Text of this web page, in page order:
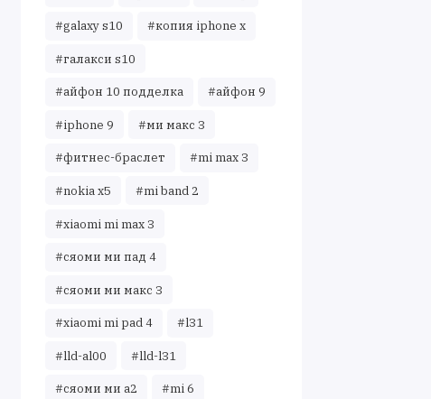
#galaxy s10 #копия iphone x
#галакси s10
#айфон 10 подделка #айфон 9
#iphone 9 #ми макс 3
#фитнес-браслет #mi max 3
#nokia x5 #mi band 2
#xiaomi mi max 3
#сяоми ми пад 4
#сяоми ми макс 3
#xiaomi mi pad 4 #l31
#lld-al00 #lld-l31
#сяоми ми а2 #mi 6